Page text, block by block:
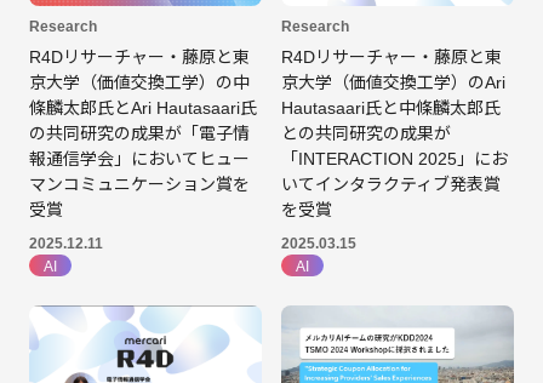
Research
R4Dリサーチャー・藤原と東
京大学（価値交換工学）の中
條麟太郎氏とAri Hautasaari氏
の共同研究の成果が「電子情
報通信学会」においてヒュー
マンコミュニケーション賞を
受賞
2025.12.11
AI
Research
R4Dリサーチャー・藤原と東
京大学（価値交換工学）のAri
Hautasaari氏と中條麟太郎氏
との共同研究の成果が
「INTERACTION 2025」にお
いてインタラクティブ発表賞
を受賞
2025.03.15
AI